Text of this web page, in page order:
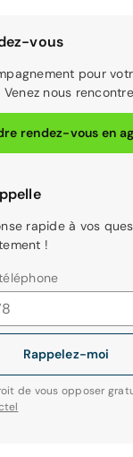
vous
pour
nous
rendez-vous en
rapide à vos
!
Rappelez-moi
de vous opposer